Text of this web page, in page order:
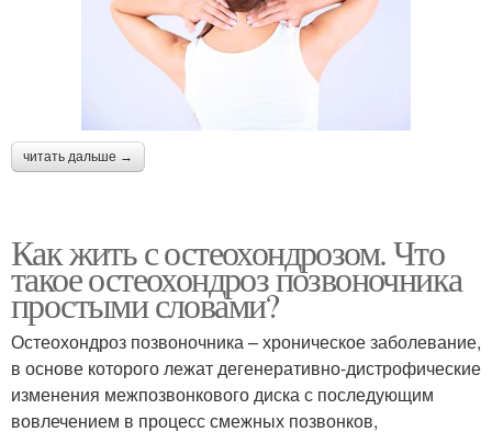
читать дальше →
Как жить с остеохондрозом. Что
такое остеохондроз позвоночника
простыми словами?
Остеохондроз позвоночника – хроническое заболевание,
в основе которого лежат дегенеративно-дистрофические
изменения межпозвонкового диска с последующим
вовлечением в процесс смежных позвонков,